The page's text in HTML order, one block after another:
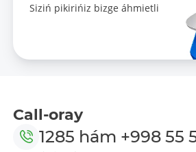
Siziń pikirińiz bizge áhmietli
Call-oray
1285 hám +998 55